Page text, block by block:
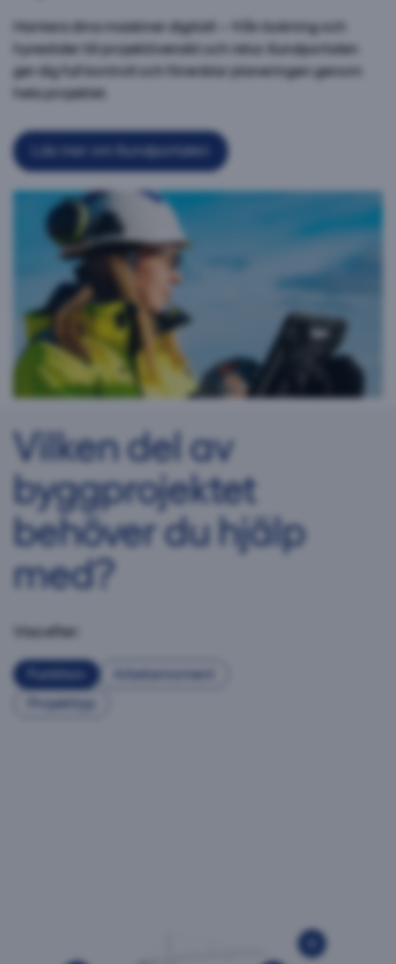
Hantera dina maskiner digitalt – från bokning och
hyrestider till projektöversikt och retur. Kundportalen
ger dig full kontroll och förenklar planeringen genom
hela projektet.
Läs mer om Kundportalen
Vilken del av
byggprojektet
behöver du hjälp
med?
Visa efter:
Funktion
Arbetsmoment
Projekttyp